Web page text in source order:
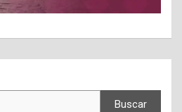
Buscar